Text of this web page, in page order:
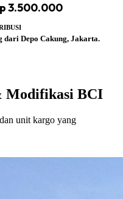
3.500.000
Depo Cakung, Jakarta.
Modifikasi BCI
unit kargo yang